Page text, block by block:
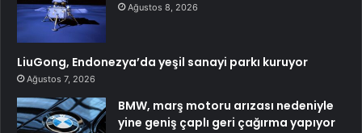
Ağustos 8, 2026
LiuGong, Endonezya’da yeşil sanayi parkı kuruyor
Ağustos 7, 2026
BMW, marş motoru arızası nedeniyle
yine geniş çaplı geri çağırma yapıyor